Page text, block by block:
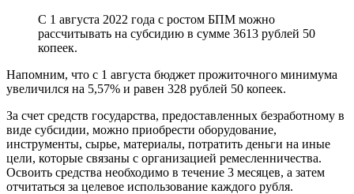
С 1 августа 2022 года с ростом БПМ можно
рассчитывать на субсидию в сумме 3613 рублей 50
копеек.
Напомним, что с 1 августа бюджет прожиточного минимума
увеличился на 5,57% и равен 328 рублей 50 копеек.
За счет средств государства, предоставленных безработному в
виде субсидии, можно приобрести оборудование,
инструменты, сырье, материалы, потратить деньги на иные
цели, которые связаны с организацией ремесленничества.
Освоить средства необходимо в течение 3 месяцев, а затем
отчитаться за целевое использование каждого рубля.